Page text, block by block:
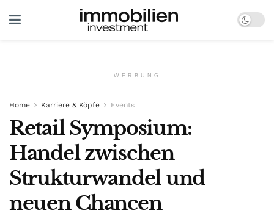
WERBUNG
Home Karriere & Köpfe Events
Retail Symposium:
Handel zwischen
Strukturwandel und
neuen Chancen